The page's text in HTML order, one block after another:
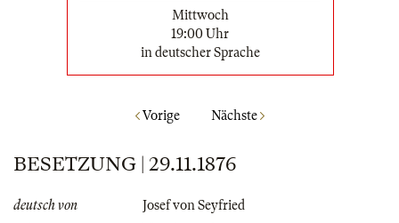
Mittwoch
19:00 Uhr
in deutscher Sprache
Vorige Nächste
BESETZUNG | 29.11.1876
deutsch von
Josef von Seyfried